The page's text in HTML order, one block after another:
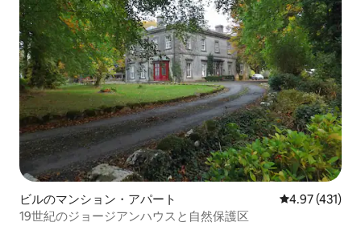
ビルのマンション・アパート レビュー431
4.97 (431)
19世紀のジョージアンハウスと自然保護区